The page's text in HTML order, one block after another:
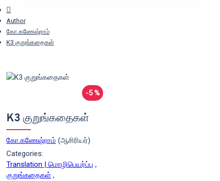
Author
கோ.கணேஷ்ராம்
K3 குறுங்கதைகள்
-5 %
K3 குறுங்கதைகள்
கோ.கணேஷ்ராம் (ஆசிரியர்)
Categories:
Translation | மொழிபெயர்ப்பு ,
குறுங்கதைகள் ,